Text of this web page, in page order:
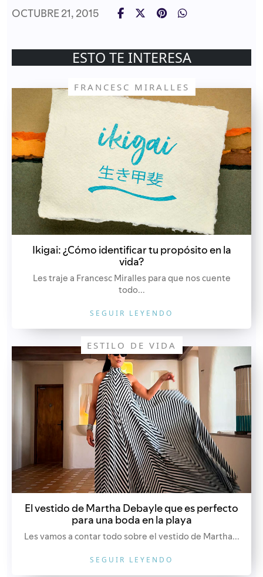
OCTUBRE 21, 2015
ESTO TE INTERESA
FRANCESC MIRALLES
Ikigai: ¿Cómo identificar tu propósito en la
vida?
Les traje a Francesc Miralles para que nos cuente
todo...
SEGUIR LEYENDO
ESTILO DE VIDA
El vestido de Martha Debayle que es perfecto
para una boda en la playa
Les vamos a contar todo sobre el vestido de Martha...
SEGUIR LEYENDO